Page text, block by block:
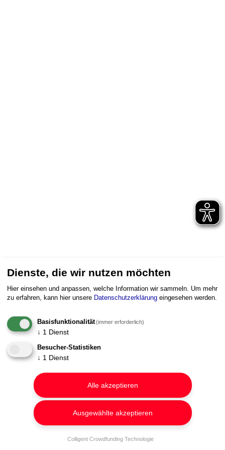
Dienste, die wir nutzen möchten
Hier einsehen und anpassen, welche Information wir sammeln. Um mehr
zu erfahren, kann hier unsere Datenschutzerklärung eingesehen werden.
Basisfunktionalität(immer erforderlich)
↓ 1 Dienst
Besucher-Statistiken
↓ 1 Dienst
Ausgewählte akzeptieren
Alle akzeptieren
Colligent Crowdfunding Technologie